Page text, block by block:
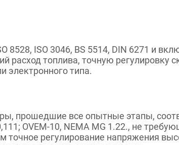
8528, ISO 3046, BS 5514, DIN 6271 и
расход топлива, точную регулировку
электронного типа.
прошедшие все опытные этапы,
OVEM-10, NEMA MG 1.22., не
регулирование напряжения